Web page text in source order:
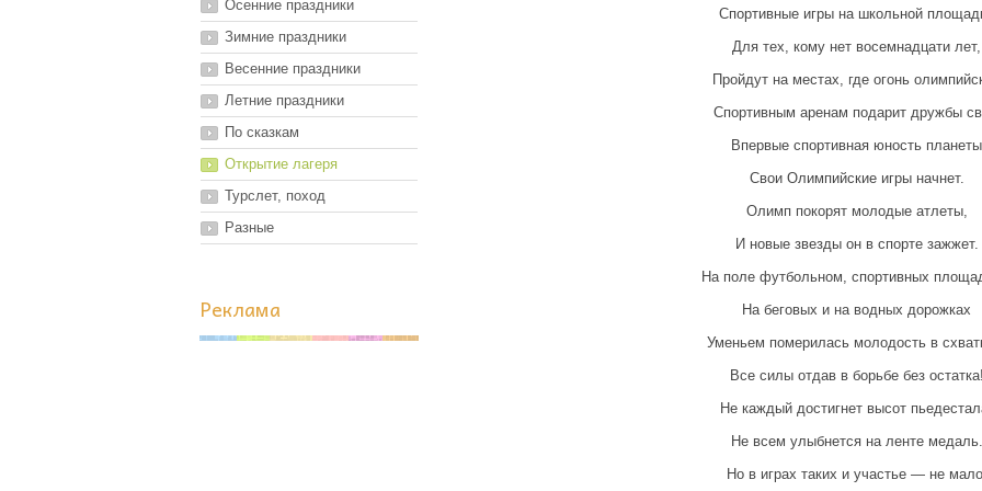
Осенние праздники
Зимние праздники
Весенние праздники
Летние праздники
По сказкам
Открытие лагеря
Турслет, поход
Разные
Реклама
Спортивные игры на школьной
Для тех, кому нет восемнадцати лет,
Пройдут на местах, где огонь
Спортивным аренам подарит дружбы
Впервые спортивная юность планеты
Свои Олимпийские игры начнет.
Олимп покорят молодые атлеты,
И новые звезды он в спорте зажжет.
На поле футбольном, спортивных
На беговых и на водных дорожках
Уменьем померилась молодость в
Все силы отдав в борьбе без остатка!
Не каждый достигнет высот
Не всем улыбнется на ленте медаль.
Но в играх таких и участье — не